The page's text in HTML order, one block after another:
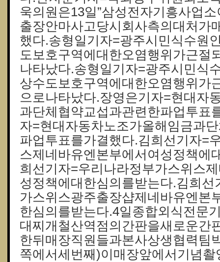
욱의원은13일”삼성전자기흥사업
출장안마사고당시회사측의대처가
했다.송형일기자=광주시민식수원
도보호구역에대한오염행위가근절
나타났다.송형일기자=광주시민식
상수도보호구역에대한오염행위가
으로나타났다.장영은기자=현대자
과단체협약교섭과관련한파업투표
자=현대자동차노조가올해임금과
파업투표를가결했다.김희선기자=
스제네바유엔본부에서여성정책에
희선기자=우리나라정부가스위스
성정책에대한심의를받는다.김희선
가스위스광주 출장샵제네바유엔본
한심의를받는다.4일종합외식전문
대찌개철산역점의간판을새로운간
한뒤매장직원들과본사상생협력팀
쪽에서세번째)이매장앞에서기념